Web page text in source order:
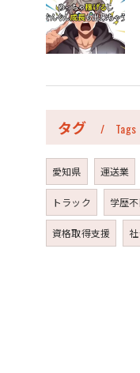
タグ Tags
愛知県 運送業
トラック 学歴
資格取得支援